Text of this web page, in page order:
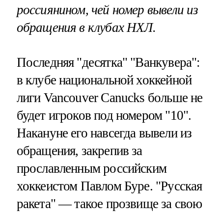
россиянином, чей номер вывели из
обращения в клубах НХЛ.
Последняя "десятка" "Ванкувера":
в клубе национальной хоккейной
лиги Vancouver Canucks больше не
будет игроков под номером "10".
Накануне его навсегда вывели из
обращения, закрепив за
прославленным российским
хоккеистом Павлом Буре. "Русская
ракета" — такое прозвище за свою